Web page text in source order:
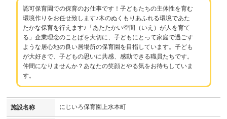
認可保育園での保育のお仕事です！子どもたちの主体性を育む
環境作りをお任せ致します♪木のぬくもりあふれる環境であた
たかな保育を行えます♪「あたたかい空間（いえ）が人を育て
る」企業理念のことばを大切に、子どもにとって家庭で過ごす
ような居心地の良い居場所の保育園を目指しています。子ども
が大好きで、子どもの思いに共感、感動できる職員たちです。
仲間になりませんか？あなたの笑顔とやる気をお待ちしていま
す。
施設名称 にじいろ保育園上水本町